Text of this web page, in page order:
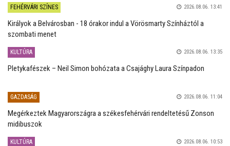
FEHÉRVÁRI SZÍNES 2026.08.06. 13:41
Királyok a Belvárosban - 18 órakor indul a Vörösmarty Színháztól a
szombati menet
KULTÚRA 2026.08.06. 13:35
Pletykafészek – Neil Simon bohózata a Csajághy Laura Színpadon
GAZDASÁG 2026.08.06. 11:04
Megérkeztek Magyarországra a székesfehérvári rendeltetésű Zonson
midibuszok
KULTÚRA 2026.08.06. 10:53